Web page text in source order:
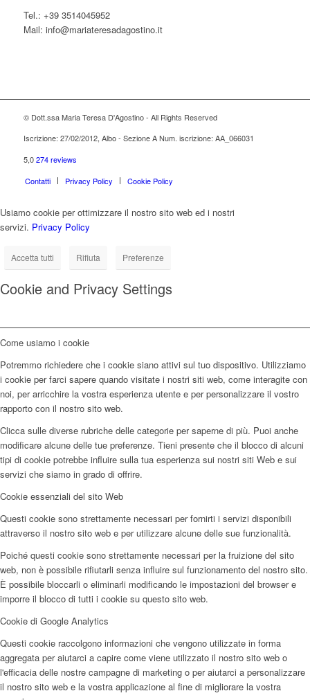
Tel.: +39 3514045952
Mail: info@mariateresadagostino.it
© Dott.ssa Maria Teresa D'Agostino - All Rights Reserved
Iscrizione: 27/02/2012, Albo - Sezione A Num. iscrizione: AA_066031
5,0 274 reviews
Contatti
Privacy Policy Cookie Policy
Usiamo cookie per ottimizzare il nostro sito web ed i nostri
servizi. Privacy Policy
Accetta tutti Rifiuta Preferenze
Cookie and Privacy Settings
Come usiamo i cookie
Potremmo richiedere che i cookie siano attivi sul tuo dispositivo. Utilizziamo
i cookie per farci sapere quando visitate i nostri siti web, come interagite con
noi, per arricchire la vostra esperienza utente e per personalizzare il vostro
rapporto con il nostro sito web.
Clicca sulle diverse rubriche delle categorie per saperne di più. Puoi anche
modificare alcune delle tue preferenze. Tieni presente che il blocco di alcuni
tipi di cookie potrebbe influire sulla tua esperienza sui nostri siti Web e sui
servizi che siamo in grado di offrire.
Cookie essenziali del sito Web
Questi cookie sono strettamente necessari per fornirti i servizi disponibili
attraverso il nostro sito web e per utilizzare alcune delle sue funzionalità.
Poiché questi cookie sono strettamente necessari per la fruizione del sito
web, non è possibile rifiutarli senza influire sul funzionamento del nostro sito.
È possibile bloccarli o eliminarli modificando le impostazioni del browser e
imporre il blocco di tutti i cookie su questo sito web.
Cookie di Google Analytics
Questi cookie raccolgono informazioni che vengono utilizzate in forma
aggregata per aiutarci a capire come viene utilizzato il nostro sito web o
l'efficacia delle nostre campagne di marketing o per aiutarci a personalizzare
il nostro sito web e la vostra applicazione al fine di migliorare la vostra